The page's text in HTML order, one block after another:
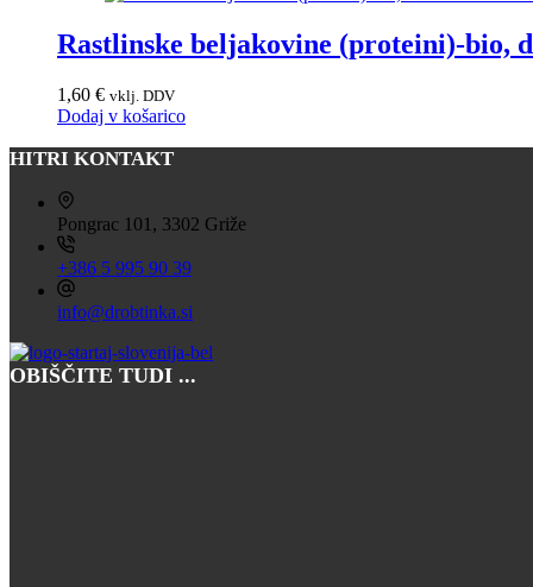
Rastlinske beljakovine (proteini)-bio,
1,60 € vklj. DDV
Dodaj v košarico
HITRI KONTAKT
Pongrac 101, 3302 Griže
+386 5 995 90 39
info@drobtinka.si
OBIŠČITE TUDI ...